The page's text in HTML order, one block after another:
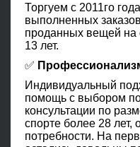
Торгуем с 2011го
выполненных
проданных вещей на
13 лет.
✅
Индивидуальный
помощь с выбором
консультации по
спорте более 28 лет,
потребности. На